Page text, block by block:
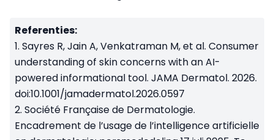
Referenties:
1. Sayres R, Jain A, Venkatraman M, et al. Consumer
understanding of skin concerns with an AI-
powered informational tool. JAMA Dermatol. 2026.
doi:10.1001/jamadermatol.2026.0597
2. Société Française de Dermatologie.
Encadrement de l’usage de l’intelligence artificielle